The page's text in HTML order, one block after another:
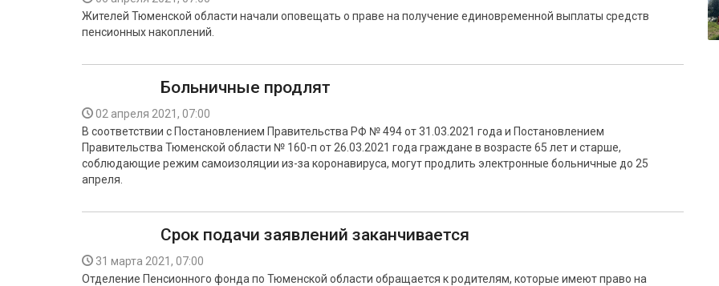
Жителей Тюменской области начали оповещать о праве на получение единовременной выплаты средств
пенсионных накоплений.
Больничные продлят
02 апреля 2021, 07:00
В соответствии с Постановлением Правительства РФ № 494 от 31.03.2021 года и Постановлением
Правительства Тюменской области № 160-п от 26.03.2021 года граждане в возрасте 65 лет и старше,
соблюдающие режим самоизоляции из-за коронавируса, могут продлить электронные больничные до 25
апреля.
Срок подачи заявлений заканчивается
31 марта 2021, 07:00
Отделение Пенсионного фонда по Тюменской области обращается к родителям, которые имеют право на